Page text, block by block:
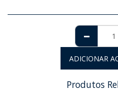
ADICIONAR
Produtos